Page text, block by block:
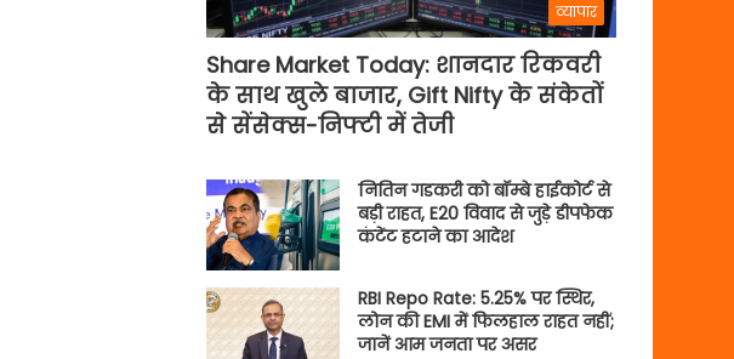
व्यापार
Share Market Today: शानदार रिकवरी
के साथ खुले बाजार, Gift Nifty के संकेतों
से सेंसेक्स-निफ्टी में तेजी
नितिन गडकरी को बॉम्बे हाईकोर्ट से
बड़ी राहत, E20 विवाद से जुड़े डीपफेक
कंटेंट हटाने का आदेश
RBI Repo Rate: 5.25% पर स्थिर,
लोन की EMI में फिलहाल राहत नहीं;
जानें आम जनता पर असर